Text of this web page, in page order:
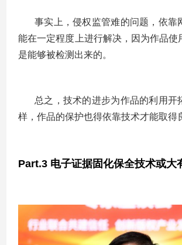
事实上，侵权监管难的问题，依靠
能在一定程度上进行解决，因为作品使
是能够被检测出来的。
总之，技术的进步为作品的利用开
样，作品的保护也得依靠技术才能取得
Part.3 电子证据固化保全技术或大